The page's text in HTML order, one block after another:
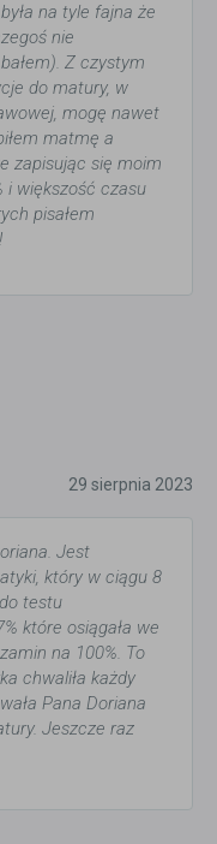
na tyle fajna że
nie
Z czystym
do matury, w
mogę nawet
matmę a
zapisując się moim
i większość czasu
pisałem
29 sierpnia 2023
Jest
który w ciągu 8
testu
które osiągała we
na 100%. To
chwaliła każdy
Pana Doriana
Jeszcze raz